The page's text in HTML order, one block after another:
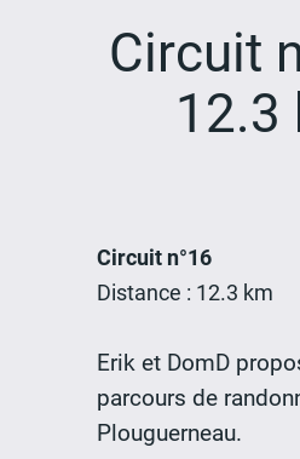
Circuit
12.3
Circuit n°16
Distance : 12.3 km
Erik et DomD
parcours de
Plouguerneau.